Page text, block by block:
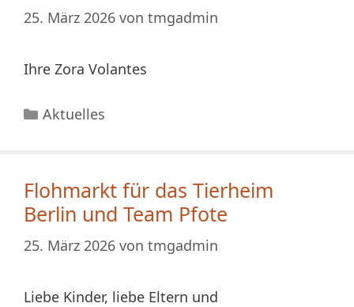
25. März 2026 von tmgadmin
Ihre Zora Volantes
Kategorien
Aktuelles
Flohmarkt für das Tierheim
Berlin und Team Pfote
25. März 2026 von tmgadmin
Liebe Kinder, liebe Eltern und